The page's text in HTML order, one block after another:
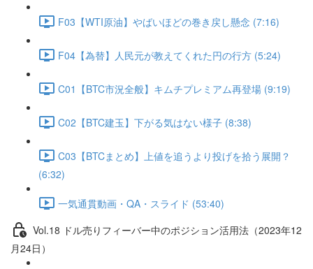
F03【WTI原油】やばいほどの巻き戻し懸念 (7:16)
F04【為替】人民元が教えてくれた円の行方 (5:24)
C01【BTC市況全般】キムチプレミアム再登場 (9:19)
C02【BTC建玉】下がる気はない様子 (8:38)
C03【BTCまとめ】上値を追うより投げを拾う展開？
(6:32)
一気通貫動画・QA・スライド (53:40)
Vol.18 ドル売りフィーバー中のポジション活用法（2023年12
月24日）